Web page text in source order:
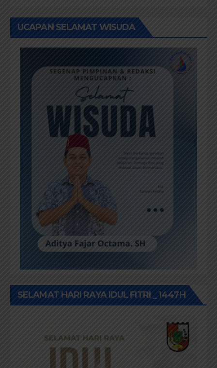
UCAPAN SELAMAT WISUDA
SELAMAT HARI RAYA IDUL FITRI _ 1447H